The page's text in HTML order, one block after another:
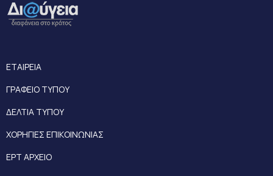
ΕΤΑΙΡΕΙΑ
ΓΡΑΦΕΙΟ ΤΥΠΟΥ
ΔΕΛΤΙΑ ΤΥΠΟΥ
ΧΟΡΗΓΙΕΣ ΕΠΙΚΟΙΝΩΝΙΑΣ
ΕΡΤ ΑΡΧΕΙΟ